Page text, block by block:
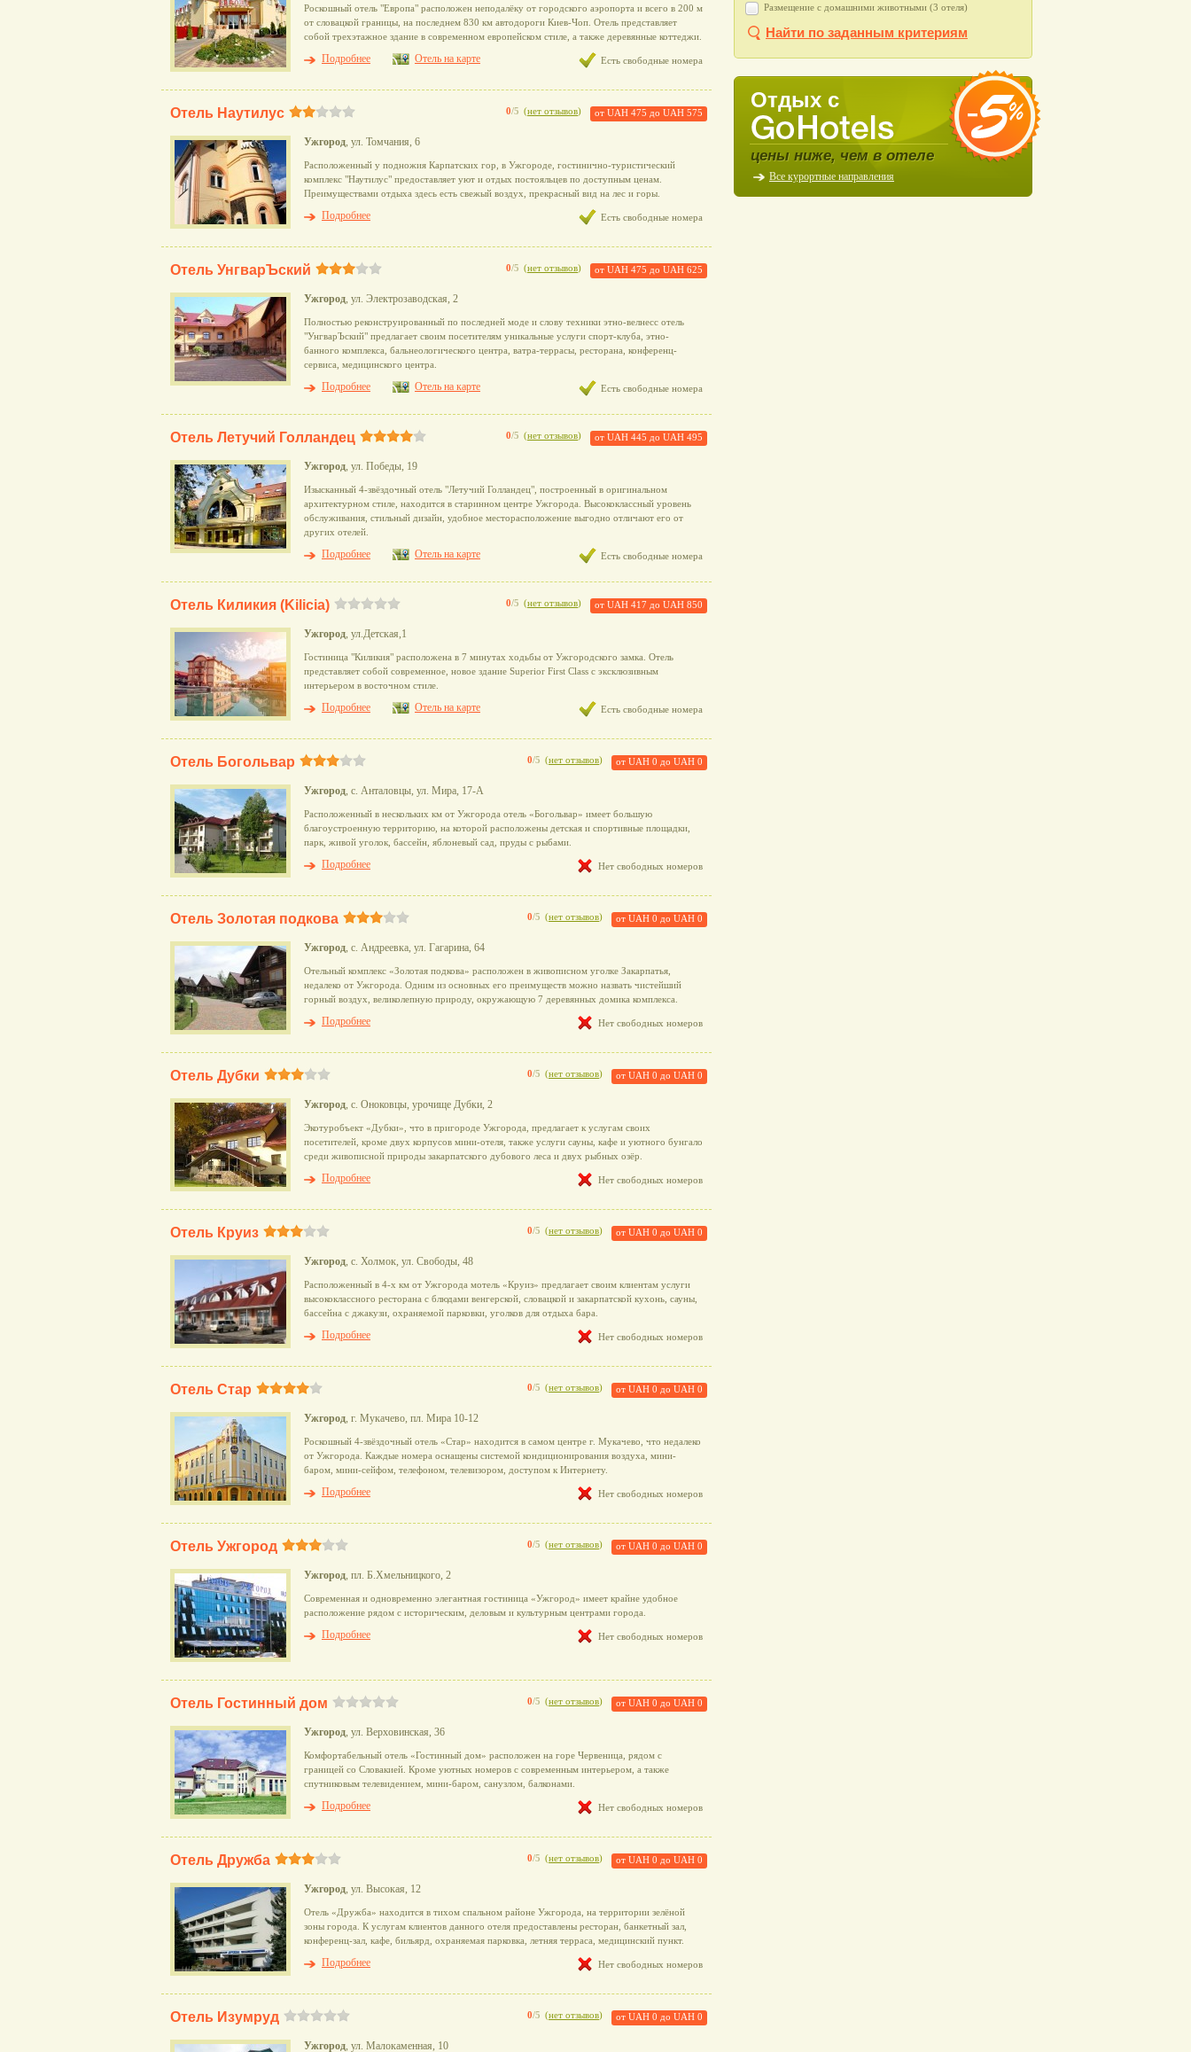
Роскошный отель "Европа" расположен неподалёку от городского аэропорта и всего в 200 м
от словацкой границы, на последнем 830 км автодороги Киев-Чоп. Отель представляет
собой трехэтажное здание в современном европейском стиле, а также деревянные коттеджи.
Подробнее Отель на карте Есть свободные номера
0/5 (нет отзывов) от UAH 475 до UAH 575
Отель Наутилус
Ужгород, ул. Томчания, 6
Расположенный у подножия Карпатских гор, в Ужгороде, гостинично-туристический
комплекс "Наутилус" предоставляет уют и отдых постояльцев по доступным ценам.
Преимуществами отдыха здесь есть свежый воздух, прекрасный вид на лес и горы.
Подробнее Есть свободные номера
0/5 (нет отзывов) от UAH 475 до UAH 625
Отель УнгварЪский
Ужгород, ул. Электрозаводская, 2
Полностью реконструированный по последней моде и слову техники этно-велнесс отель
"УнгварЪский" предлагает своим посетителям уникальные услуги спорт-клуба, этно-
банного комплекса, бальнеологического центра, ватра-террасы, ресторана, конференц-
сервиса, медицинского центра.
Подробнее Отель на карте Есть свободные номера
0/5 (нет отзывов) от UAH 445 до UAH 495
Отель Летучий Голландец
Ужгород, ул. Победы, 19
Изысканный 4-звёздочный отель "Летучий Голландец", построенный в оригинальном
архитектурном стиле, находится в старинном центре Ужгорода. Высококлассный уровень
обслуживания, стильный дизайн, удобное месторасположение выгодно отличают его от
других отелей.
Подробнее Отель на карте Есть свободные номера
0/5 (нет отзывов) от UAH 417 до UAH 850
Отель Киликия (Kilicia)
Ужгород, ул.Детская,1
Гостиница "Киликия" расположена в 7 минутах ходьбы от Ужгородского замка. Отель
представляет собой современное, новое здание Superior First Class с эксклюзивным
интерьером в восточном стиле.
Подробнее Отель на карте Есть свободные номера
0/5 (нет отзывов) от UAH 0 до UAH 0
Отель Богольвар
Ужгород, с. Анталовцы, ул. Мира, 17-А
Расположенный в нескольких км от Ужгорода отель «Богольвар» имеет большую
благоустроенную территорию, на которой расположены детская и спортивные площадки,
парк, живой уголок, бассейн, яблоневый сад, пруды с рыбами.
Подробнее Нет свободных номеров
0/5 (нет отзывов) от UAH 0 до UAH 0
Отель Золотая подкова
Ужгород, с. Андреевка, ул. Гагарина, 64
Отельный комплекс «Золотая подкова» расположен в живописном уголке Закарпатья,
недалеко от Ужгорода. Одним из основных его преимуществ можно назвать чистейший
горный воздух, великолепную природу, окружающую 7 деревянных домика комплекса.
Подробнее Нет свободных номеров
0/5 (нет отзывов) от UAH 0 до UAH 0
Отель Дубки
Ужгород, с. Оноковцы, урочище Дубки, 2
Экотуробъект «Дубки», что в пригороде Ужгорода, предлагает к услугам своих
посетителей, кроме двух корпусов мини-отеля, также услуги сауны, кафе и уютного бунгало
среди живописной природы закарпатского дубового леса и двух рыбных озёр.
Подробнее Нет свободных номеров
0/5 (нет отзывов) от UAH 0 до UAH 0
Отель Круиз
Ужгород, с. Холмок, ул. Свободы, 48
Расположенный в 4-х км от Ужгорода мотель «Круиз» предлагает своим клиентам услуги
высококлассного ресторана с блюдами венгерской, словацкой и закарпатской кухонь, сауны,
бассейна с джакузи, охраняемой парковки, уголков для отдыха бара.
Подробнее Нет свободных номеров
0/5 (нет отзывов) от UAH 0 до UAH 0
Отель Стар
Ужгород, г. Мукачево, пл. Мира 10-12
Роскошный 4-звёздочный отель «Стар» находится в самом центре г. Мукачево, что недалеко
от Ужгорода. Каждые номера оснащены системой кондиционирования воздуха, мини-
баром, мини-сейфом, телефоном, телевизором, доступом к Интернету.
Подробнее Нет свободных номеров
0/5 (нет отзывов) от UAH 0 до UAH 0
Отель Ужгород
Ужгород, пл. Б.Хмельницкого, 2
Современная и одновременно элегантная гостиница «Ужгород» имеет крайне удобное
расположение рядом с историческим, деловым и культурным центрами города.
Подробнее Нет свободных номеров
0/5 (нет отзывов) от UAH 0 до UAH 0
Отель Гостинный дом
Ужгород, ул. Верховинская, 36
Комфортабельный отель «Гостинный дом» расположен на горе Червеница, рядом с
границей со Словакией. Кроме уютных номеров с современным интерьером, а также
спутниковым телевидением, мини-баром, санузлом, балконами.
Подробнее Нет свободных номеров
0/5 (нет отзывов) от UAH 0 до UAH 0
Отель Дружба
Ужгород, ул. Высокая, 12
Отель «Дружба» находится в тихом спальном районе Ужгорода, на территории зелёной
зоны города. К услугам клиентов данного отеля предоставлены ресторан, банкетный зал,
конференц-зал, кафе, бильярд, охраняемая парковка, летняя терраса, медицинский пункт.
Подробнее Нет свободных номеров
0/5 (нет отзывов) от UAH 0 до UAH 0
Отель Изумруд
Ужгород, ул. Малокаменная, 10
Размещение с домашними животными (3 отеля)
Найти по заданным критериям
Отдых с
цены ниже, чем в отеле
Все курортные направления